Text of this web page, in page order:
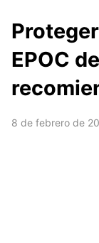
EPOC
8 de febrero de